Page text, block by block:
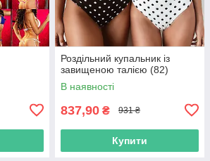
Роздільний купальник із
завищеною талією (82)
В наявності
837,90 ₴ 931 ₴
Купити